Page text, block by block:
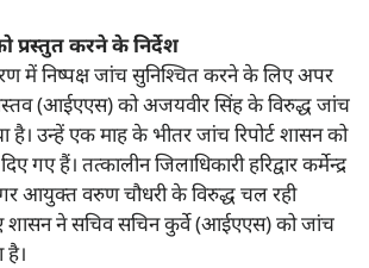
प्रस्तुत करने के निर्देश
में निष्पक्ष जांच सुनिश्चित करने के लिए अपर
(आईएएस) को अजयवीर सिंह के विरुद्ध जांच
है। उन्हें एक माह के भीतर जांच रिपोर्ट शासन को
गए हैं। तत्कालीन जिलाधिकारी हरिद्वार कर्मेन्द्र
आयुक्त वरुण चौधरी के विरुद्ध चल रही
शासन ने सचिव सचिन कुर्वे (आईएएस) को जांच
है।